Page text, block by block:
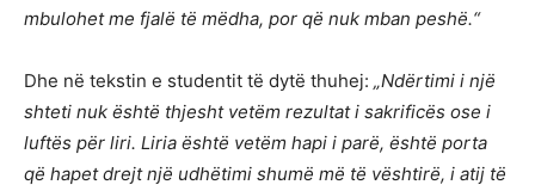
mbulohet me fjalë të mëdha, por që nuk mban peshë.“
Dhe në tekstin e studentit të dytë thuhej: „Ndërtimi i një
shteti nuk është thjesht vetëm rezultat i sakrificës ose i
luftës për liri. Liria është vetëm hapi i parë, është porta
që hapet drejt një udhëtimi shumë më të vështirë, i atij të